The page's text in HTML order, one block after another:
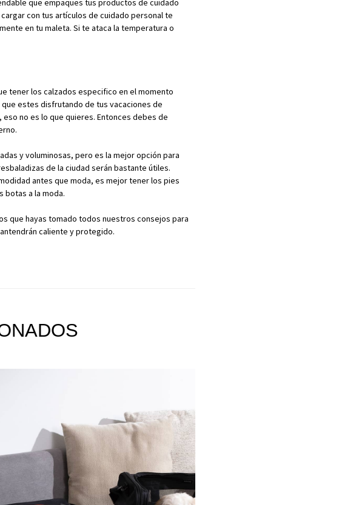
que empaques tus productos de cuidado
con tus artículos de cuidado personal te
en tu maleta. Si te ataca la temperatura o
tener los calzados especifico en el momento
estes disfrutando de tus vacaciones de
no es lo que quieres. Entonces debes de
y voluminosas, pero es la mejor opción para
de la ciudad serán bastante útiles.
antes que moda, es mejor tener los pies
botas a la moda.
que hayas tomado todos nuestros consejos para
caliente y protegido.